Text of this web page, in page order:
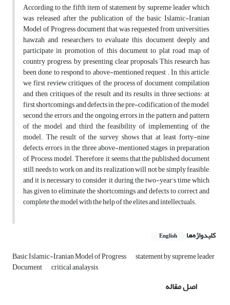
According to the fifth item of statement by supreme leader which
was released after the publication of the basic Islamic-Iranian
Model of Progress document that was requested from universities,
hawzah and researchers to evaluate this document deeply and
participate in promotion of this document to plat road map of
country progress, by presenting clear proposals This research has
been done to respond to above-mentioned request . In this article,
we first review critiques of the process of document compilation
and then critiques of the result and its results in three sections: at
first shortcomings and defects in the pre-codification of the model,
second the errors and the ongoing errors in the pattern and pattern
of the model, and third the feasibility of implementing of the
model. The result of the survey shows that at least forty-nine
defects, errors in the three above-mentioned stages in preparation
of Process model. Therefore, it seems that the published document
still needs to work on and its realization will not be simply feasible,
and it is necessary to consider it during the two-year's time which
has given to eliminate the shortcomings and defects to correct and
complete the model with the help of the elites and intellectuals.
کلیدواژه‌ها English
Basic Islamic-Iranian Model of Progress statement by supreme leader
Document critical analaysis
اصل مقاله